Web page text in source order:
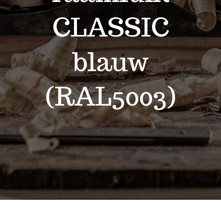
Contact
CLASSIC
blauw
(RAL5003)